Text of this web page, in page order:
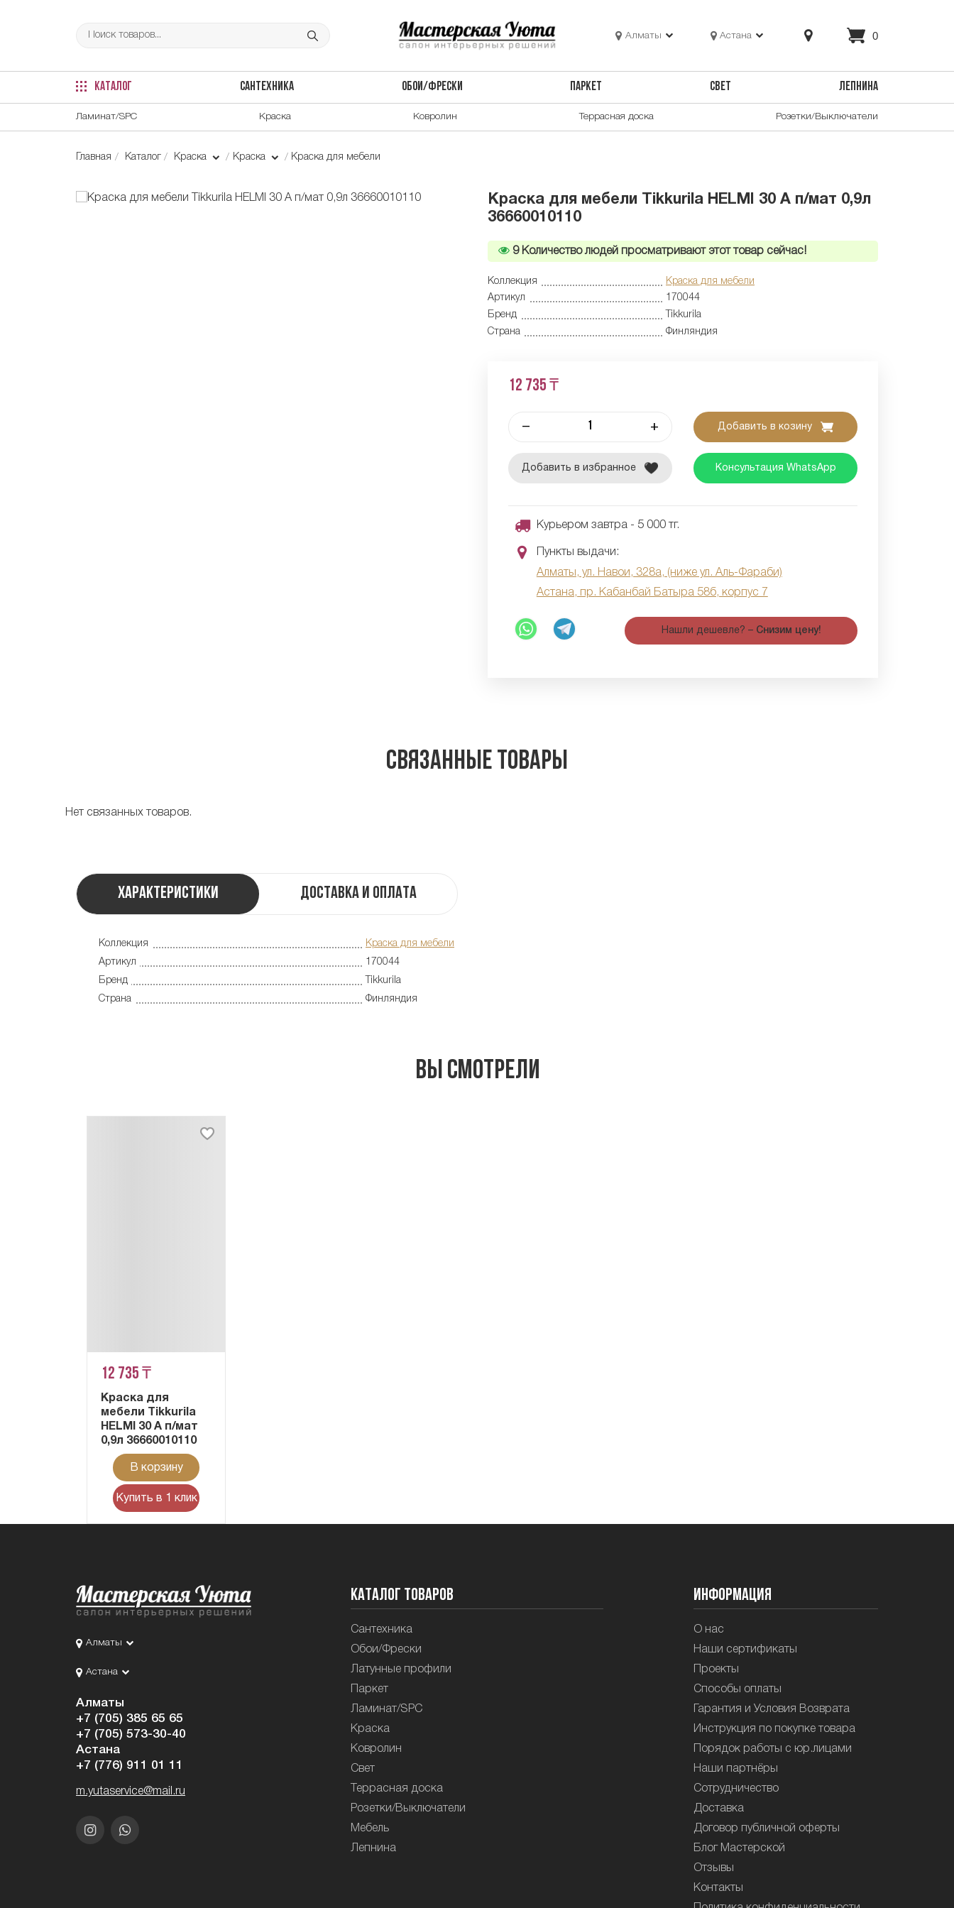
Алматы Астана 0
КАТАЛОГ САНТЕХНИКА ОБОИ/ФРЕСКИ ПАРКЕТ СВЕТ ЛЕПНИНА
Ламинат/SPC Краска Ковролин Террасная доска Розетки/Выключатели
Главная Каталог Краска Краска Краска для мебели
Краска для мебели Tikkurila HELMI 30 A п/мат 0,9л
36660010110
9Количество людей просматривают этот товар сейчас!
Коллекция
Краска для мебели
Артикул
170044
Бренд
Tikkurila
Страна
Финляндия
12 735 ₸
– + Добавить в козину
Добавить в избранное Консультация WhatsApp
Курьером завтра - 5 000 тг.
Пункты выдачи:
Алматы, ул. Навои, 328а, (ниже ул. Аль-Фараби)
Астана, пр. Кабанбай Батыра 58б, корпус 7
Нашли дешевле? – Снизим цену!
Связанные товары
Нет связанных товаров.
Характеристики Доставка и оплата
Коллекция
Краска для мебели
Артикул
170044
Бренд
Tikkurila
Страна
Финляндия
Вы смотрели
12 735 ₸
Краска для
мебели Tikkurila
HELMI 30 A п/мат
0,9л 36660010110
В корзину
Купить в 1 клик
Алматы
Астана
Алматы
+7 (705) 385 65 65
+7 (705) 573-30-40
Астана
+7 (776) 911 01 11
m.yutaservice@mail.ru
Каталог товаров
Сантехника
Обои/Фрески
Латунные профили
Паркет
Ламинат/SPC
Краска
Ковролин
Свет
Террасная доска
Розетки/Выключатели
Мебель
Лепнина
Информация
О нас
Наши сертификаты
Проекты
Способы оплаты
Гарантия и Условия Возврата
Инструкция по покупке товара
Порядок работы с юр.лицами
Наши партнёры
Сотрудничество
Доставка
Договор публичной оферты
Блог Мастерской
Отзывы
Контакты